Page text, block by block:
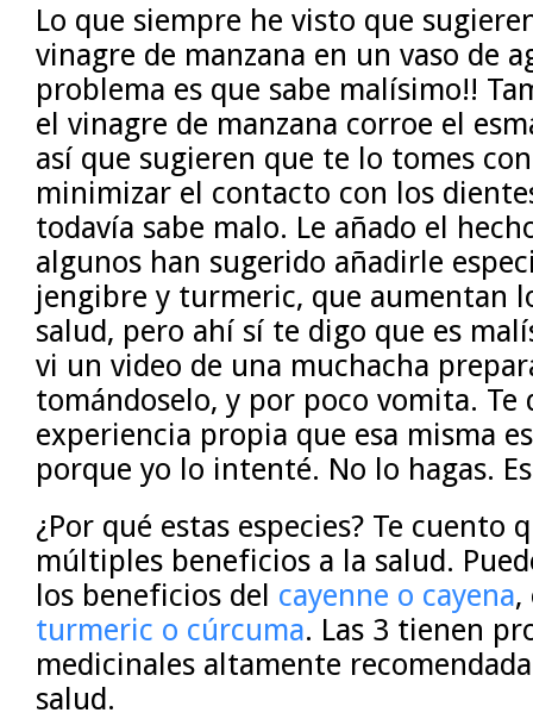
Lo que siempre he visto que
vinagre de manzana en un vaso de
problema es que sabe malísimo!!
el vinagre de manzana corroe el
así que sugieren que te lo tomes
minimizar el contacto con los
todavía sabe malo. Le añado el
algunos han sugerido añadirle
jengibre y turmeric, que aumentan
salud, pero ahí sí te digo que es
vi un video de una muchacha
tomándoselo, y por poco vomita. Te
experiencia propia que esa misma
porque yo lo intenté. No lo hagas.
¿Por qué estas especies? Te cuento
múltiples beneficios a la salud.
los beneficios del cayenne o cayena,
turmeric o cúrcuma. Las 3 tienen
medicinales altamente
salud.